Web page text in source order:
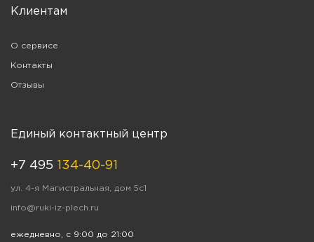
Клиентам
О сервисе
Контакты
Отзывы
Единый контактный центр
+7 495 134-40-91
ул. 4-я Магистральная, дом 5с1
info@ruki-iz-plech.ru
ежедневно, с 9:00 до 21:00